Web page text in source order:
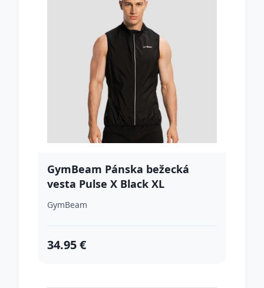
GymBeam Pánska bežecká
vesta Pulse X Black XL
GymBeam
34.95 €